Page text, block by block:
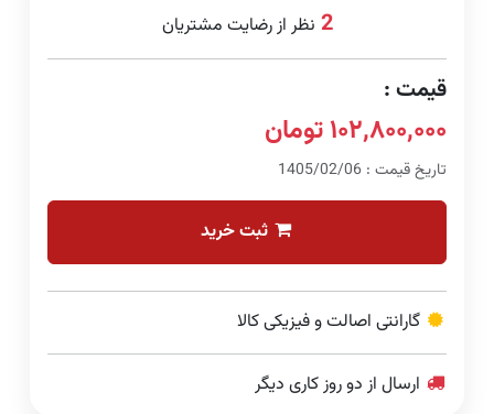
2 نظر از رضایت مشتریان
قیمت :
۱۰۲,۸۰۰,۰۰۰ تومان
تاریخ قیمت : 1405/02/06
ثبت خرید
گارانتی اصالت و فیزیکی کالا
ارسال از دو روز کاری دیگر